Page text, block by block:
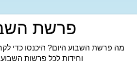
פרשת
מה פרשת השבוע היום? היכנסו כדי
וחידות לכל פרשות